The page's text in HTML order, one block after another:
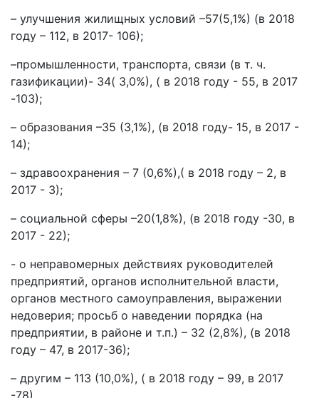
– улучшения жилищных условий –57(5,1%) (в 2018
году – 112, в 2017- 106);
–промышленности, транспорта, связи (в т. ч.
газификации)- 34( 3,0%), ( в 2018 году - 55, в 2017
-103);
– образования –35 (3,1%), (в 2018 году- 15, в 2017 -
14);
– здравоохранения – 7 (0,6%),( в 2018 году – 2, в
2017 - 3);
– социальной сферы –20(1,8%), (в 2018 году -30, в
2017 - 22);
- о неправомерных действиях руководителей
предприятий, органов исполнительной власти,
органов местного самоуправления, выражении
недоверия; просьб о наведении порядка (на
предприятии, в районе и т.п.) – 32 (2,8%), (в 2018
году – 47, в 2017-36);
– другим – 113 (10,0%), ( в 2018 году – 99, в 2017
-78).